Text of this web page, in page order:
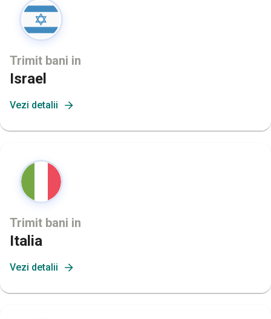
Trimit bani in
Israel
Vezi detalii
Trimit bani in
Italia
Vezi detalii